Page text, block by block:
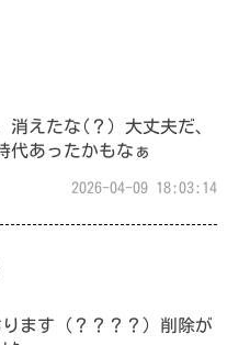
消えたな(？) 大丈夫だ、
あったかもなぁ
2026-04-09 18:03:14
ます（？？？？）削除が